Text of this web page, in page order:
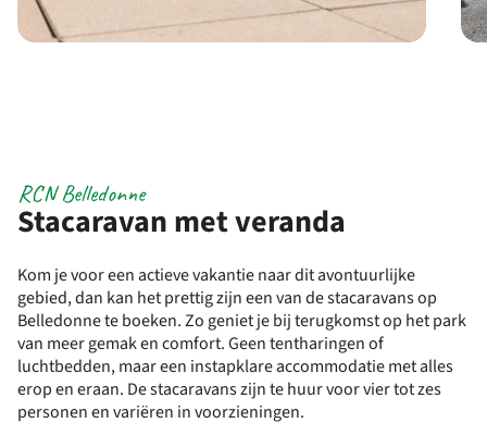
Stacaravan met veranda
RCN Belledonne
Kom je voor een actieve vakantie naar dit avontuurlijke
gebied, dan kan het prettig zijn een van de stacaravans op
Belledonne te boeken. Zo geniet je bij terugkomst op het park
van meer gemak en comfort. Geen tentharingen of
luchtbedden, maar een instapklare accommodatie met alles
erop en eraan. De stacaravans zijn te huur voor vier tot zes
personen en variëren in voorzieningen.